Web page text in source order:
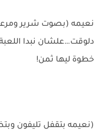
نعيمه (بصوت شرير
دلوقت…علشان نبدا
خطوة ليها ثمن!
(نعيمه بتقفل تليفون